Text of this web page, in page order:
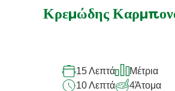
recipe
Κρεμώδης
15 Λεπτά
Μέτρια
10 Λεπτά
4Άτομα